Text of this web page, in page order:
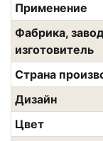
Применение
Фабрика,
изготовитель
Страна
Дизайн
Цвет